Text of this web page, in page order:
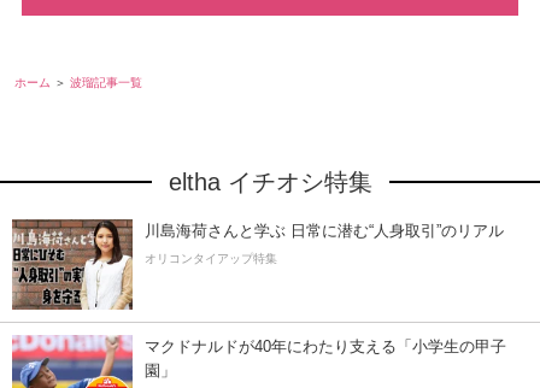
ホーム 波瑠記事一覧
eltha イチオシ特集
川島海荷さんと学ぶ 日常に潜む“人身取引”のリアル
オリコンタイアップ特集
マクドナルドが40年にわたり支える「小学生の甲子
園」